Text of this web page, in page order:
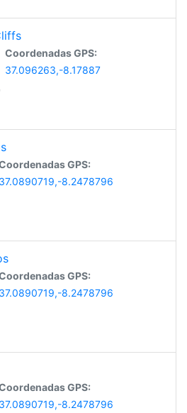
Coordenadas GPS:
37.096263,-8.17887
GPS:
37.0890719,-8.2478796
GPS:
37.0890719,-8.2478796
GPS:
37.0890719,-8.2478796